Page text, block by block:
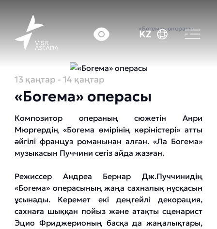
KZ
Басты бет Оқиғалар күнтізбесі «Богема» операсы
13 қаңтар - 14 қаңтар
«Богема» операсы
Композитор операның сюжетін Анри
Мюргердің «Богема өмірінің көріністері» атты
әйгілі француз романынан алған. «Ла Богема»
музыкасын Пуччини сегіз айда жазған.
Режиссер Андреа Бернар Дж.Пуччинидің
«Богема» операсының жаңа сахналық нұсқасын
ұсынады. Керемет екі деңгейлі декорация,
сахнаға шыққан пойыз және атақты сценарист
Эцио Фриджерионың басқа да жаңалықтары,